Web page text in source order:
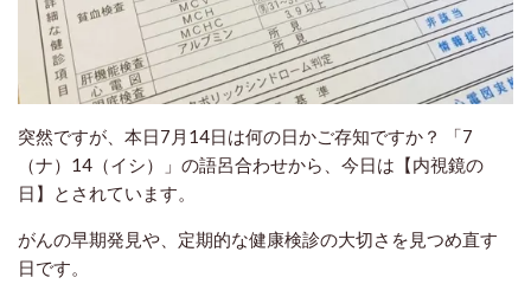
突然ですが、本日7月14日は何の日かご存知ですか？ 「7
（ナ）14（イシ）」の語呂合わせから、今日は【内視鏡の
日】とされています。
がんの早期発見や、定期的な健康検診の大切さを見つめ直す
日です。